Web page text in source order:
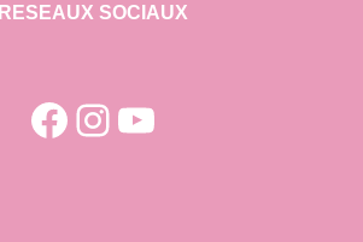
RESEAUX SOCIAUX
Facebook
Instagram
YouTube